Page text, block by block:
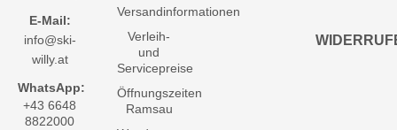
E-Mail:
info@ski-
willy.at
WhatsApp:
+43 6648
8822000
Versandinformationen
Verleih-
und
Servicepreise
Öffnungszeiten
Ramsau